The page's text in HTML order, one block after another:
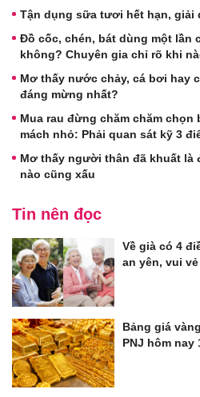
Tận dụng sữa tươi hết hạn, giải
Đồ cốc, chén, bát dùng một lần
không? Chuyên gia chỉ rõ khi
Mơ thấy nước chảy, cá bơi hay
đáng mừng nhất?
Mua rau đừng chăm chăm
mách nhỏ: Phải quan sát kỹ 3
Mơ thấy người thân đã khuất là
nào cũng xấu
Tin nên đọc
Về già có 4
an yên, vui vẻ
Bảng giá
PNJ hôm nay